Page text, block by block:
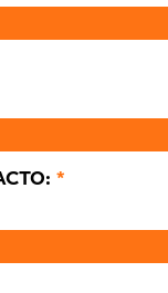
*
no se pueden
áreas del